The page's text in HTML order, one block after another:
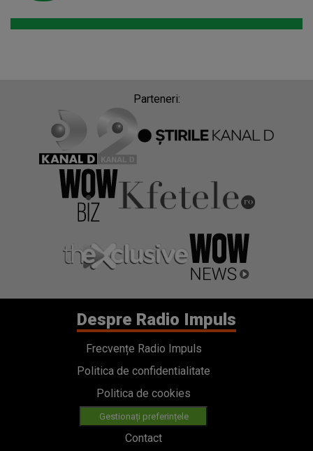
Parteneri:
Despre Radio Impuls
Frecvențe Radio Impuls
Politica de confidentialitate
Politica de cookies
Gestionați preferințele
Contact